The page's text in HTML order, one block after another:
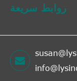
روابط سريعة